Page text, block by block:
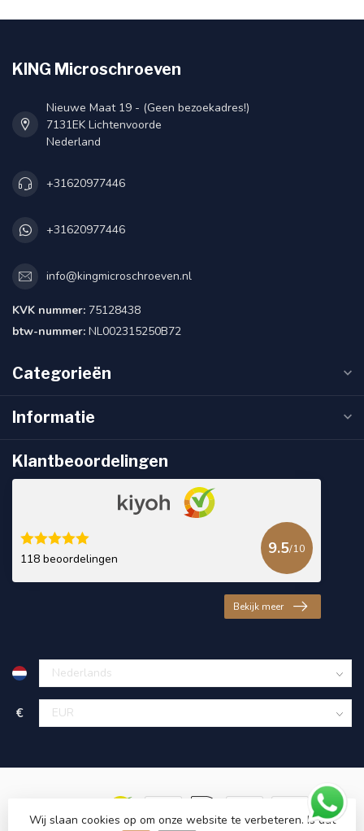
KING Microschroeven
Nieuwe Maat 19 - (Geen bezoekadres!)
7131EK Lichtenvoorde
Nederland
+31620977446
+31620977446
info@kingmicroschroeven.nl
KVK nummer: 75128438
btw-nummer: NL002315250B72
Categorieën
Informatie
Klantbeoordelingen
118 beoordelingen
9.5/10
Bekijk meer
€
Wij slaan cookies op om onze website te verbeteren. Is dat